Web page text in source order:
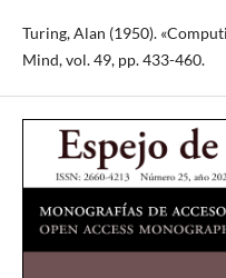
Turing, Alan (1950).
Mind, vol. 49, pp. 433-460.